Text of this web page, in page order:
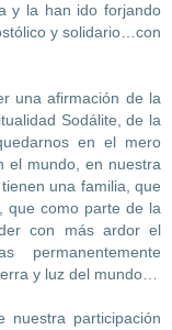
y la han ido forjando
y solidario…con
una afirmación de la
Sodálite, de la
en el mero
el mundo, en nuestra
una familia, que
que como parte de la
con más ardor el
permanentemente
y luz del mundo…
nuestra participación